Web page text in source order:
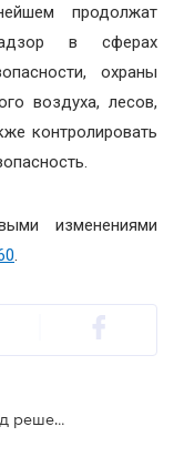
продолжат
в сферах
охраны
воздуха, лесов,
контролировать
изменениями
.
Минэкономики усиливает контроль над решениями территориальных органов Госэкоинспекции